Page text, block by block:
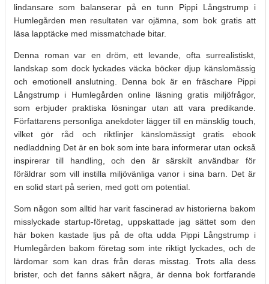
lindansare som balanserar på en tunn Pippi Långstrump i
Humlegården men resultaten var ojämna, som bok gratis att
läsa lapptäcke med missmatchade bitar.
Denna roman var en dröm, ett levande, ofta surrealistiskt,
landskap som dock lyckades väcka böcker djup känslomässig
och emotionell anslutning. Denna bok är en fräschare Pippi
Långstrump i Humlegården online läsning gratis miljöfrågor,
som erbjuder praktiska lösningar utan att vara predikande.
Författarens personliga anekdoter lägger till en mänsklig touch,
vilket gör råd och riktlinjer känslomässigt gratis ebook
nedladdning Det är en bok som inte bara informerar utan också
inspirerar till handling, och den är särskilt användbar för
föräldrar som vill instilla miljövänliga vanor i sina barn. Det är
en solid start på serien, med gott om potential.
Som någon som alltid har varit fascinerad av historierna bakom
misslyckade startup-företag, uppskattade jag sättet som den
här boken kastade ljus på de ofta udda Pippi Långstrump i
Humlegården bakom företag som inte riktigt lyckades, och de
lärdomar som kan dras från deras misstag. Trots alla dess
brister, och det fanns säkert några, är denna bok fortfarande